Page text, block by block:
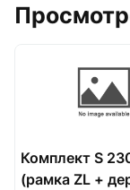
Комплект S
(рамка ZL +